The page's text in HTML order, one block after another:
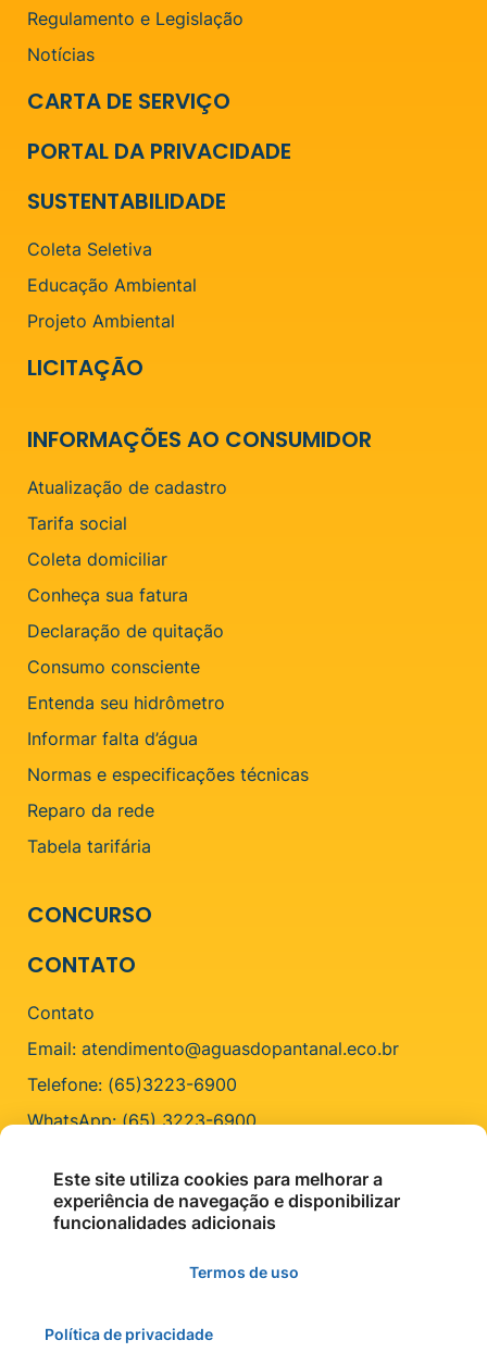
Regulamento e Legislação
Notícias
CARTA DE SERVIÇO
PORTAL DA PRIVACIDADE
SUSTENTABILIDADE
Coleta Seletiva
Educação Ambiental
Projeto Ambiental
LICITAÇÃO
INFORMAÇÕES AO CONSUMIDOR
Atualização de cadastro
Tarifa social
Coleta domiciliar
Conheça sua fatura
Declaração de quitação
Consumo consciente
Entenda seu hidrômetro
Informar falta d’água
Normas e especificações técnicas
Reparo da rede
Tabela tarifária
CONCURSO
CONTATO
Contato
Email: atendimento@aguasdopantanal.eco.br
Telefone: (65)3223-6900
WhatsApp: (65) 3223-6900
ENDEREÇO
R. Cel. Faria, 100 - Centro, Cáceres - MT, 78210-206
©2026 - Águas do Pantanal - Todos os direitos
Este site utiliza cookies para melhorar a
experiência de navegação e disponibilizar
funcionalidades adicionais
Termos de uso
Política de privacidade